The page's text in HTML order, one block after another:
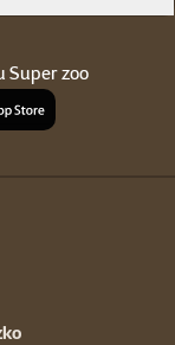
Super zoo